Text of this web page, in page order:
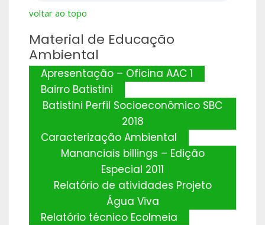
voltar ao topo
Material de Educação
Ambiental
Apresentação – Oficina AAC 1
Bairro Batistini
Batistini Perfil Socioeconômico SBC
2018
Caracterização Ambiental
Mananciais billings – Edição
Especial 2011
Relatório de atividades Projeto
Água Viva
Relatório técnico Ecolmeia